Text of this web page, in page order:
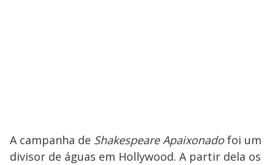
A campanha de Shakespeare Apaixonadofoi um
divisor de águas em Hollywood. A partir dela os